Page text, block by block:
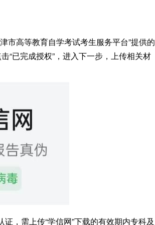
高等教育自学考试考生服务平台”提供的
“已完成授权”，进入下一步，上传相关材
，需上传“学信网”下载的有效期内专科及